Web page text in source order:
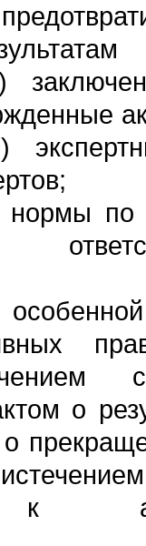
нормы по
о
о